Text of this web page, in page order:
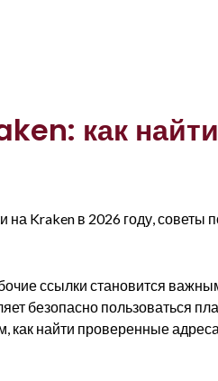
как
Kraken в 2026 году, советы
ссылки становится
безопасно пользоваться
как найти проверенные